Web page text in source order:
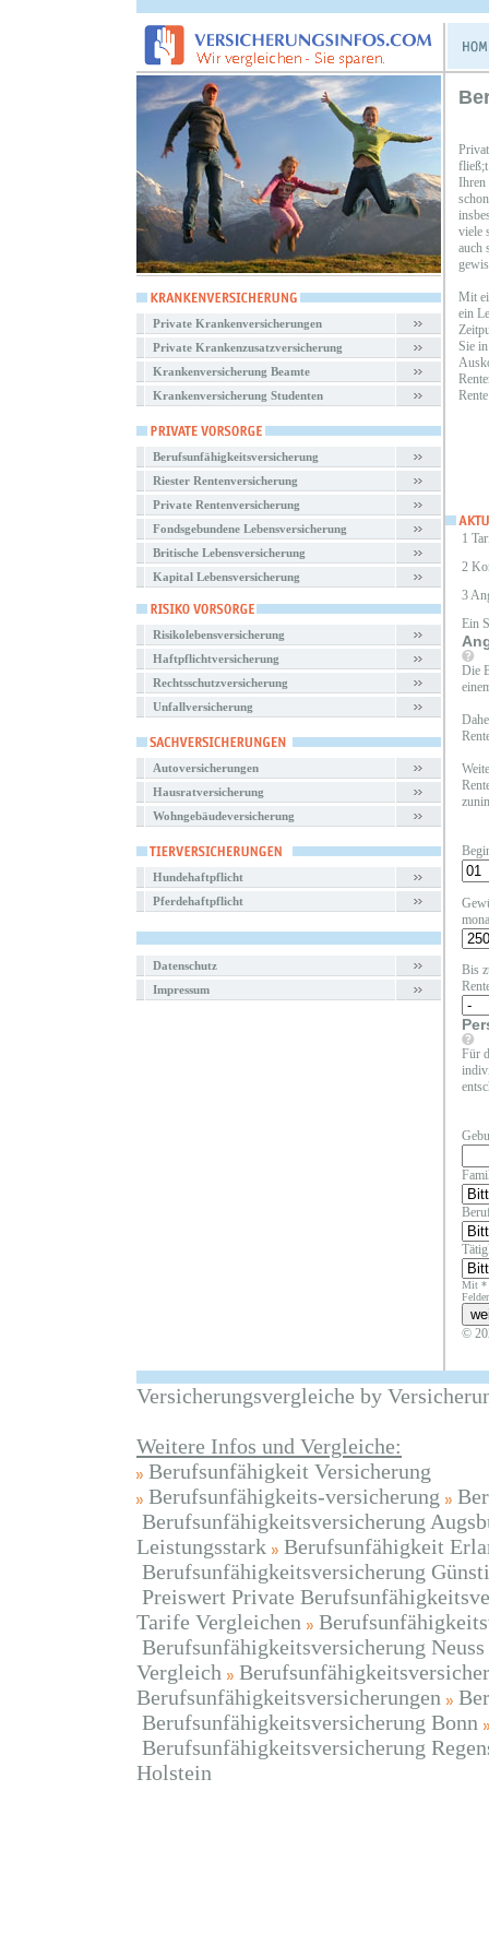
Private Krankenversicherungen
Private Krankenzusatzversicherung
Krankenversicherung Beamte
Krankenversicherung Studenten
Berufsunfähigkeitsversicherung
Riester Rentenversicherung
Private Rentenversicherung
Fondsgebundene Lebensversicherung
Britische Lebensversicherung
Kapital Lebensversicherung
Risikolebensversicherung
Haftpflichtversicherung
Rechtsschutzversicherung
Unfallversicherung
Autoversicherungen
Hausratversicherung
Wohngebäudeversicherung
Hundehaftpflicht
Pferdehaftpflicht
Datenschutz
Impressum
fließ;t
Ihren
viele
auch
Mit
ein
Sie
1
2
3
Ein
Die
Bis
Für
Mit *
©
Versicherungsvergleiche by
Weitere Infos und Vergleiche:
Berufsunfähigkeit Versicherung
Berufsunfähigkeits-versicherung
Berufsunfähigkeitsversicherung
Leistungsstark
Berufsunfähigkeit
Berufsunfähigkeitsversicherung
Preiswert Private
Tarife Vergleichen
Berufsunfähigkeitsversicherung Neuss
Vergleich
Berufsunfähigkeitsversicherungen
Berufsunfähigkeitsversicherung Bonn
Berufsunfähigkeitsversicherung
Holstein